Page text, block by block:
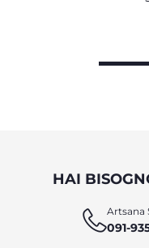
HAI
Artsana
091-